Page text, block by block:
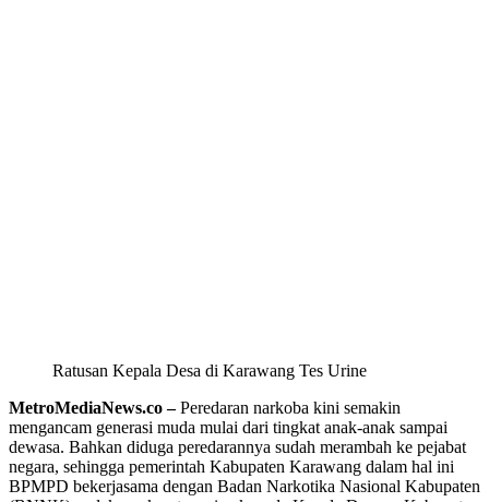
Ratusan Kepala Desa di Karawang Tes Urine
MetroMediaNews.co –Peredaran narkoba kini semakin
mengancam generasi muda mulai dari tingkat anak-anak sampai
dewasa. Bahkan diduga peredarannya sudah merambah ke pejabat
negara, sehingga pemerintah Kabupaten Karawang dalam hal ini
BPMPD bekerjasama dengan Badan Narkotika Nasional Kabupaten